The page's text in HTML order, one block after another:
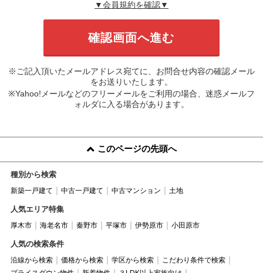
▼会員規約を確認▼
※ご記入頂いたメールアドレス宛てに、お問合せ内容の確認メール
をお送りいたします。
※Yahoo!メールなどのフリーメールをご利用の場合、迷惑メールフ
ォルダに入る場合があります。
このページの先頭へ
種別から検索
新築一戸建て 中古一戸建て 中古マンション 土地
人気エリア特集
厚木市 海老名市 秦野市 平塚市 伊勢原市 小田原市
人気の検索条件
沿線から検索 価格から検索 学区から検索
こだわり条件で検索